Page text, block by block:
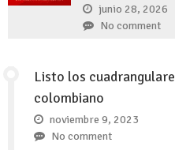
junio 28, 2026
No comment
Listo los
colombiano
noviembre 9, 2023
No comment